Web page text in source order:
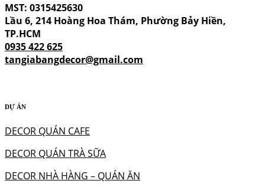
MST: 0315425630
Lầu 6, 214 Hoàng Hoa Thám, Phường Bảy Hiền,
TP.HCM
0935 422 625
tangiabangdecor@gmail.com
DỰ ÁN
DECOR QUÁN CAFE
DECOR QUÁN TRÀ SỮA
DECOR NHÀ HÀNG – QUÁN ĂN